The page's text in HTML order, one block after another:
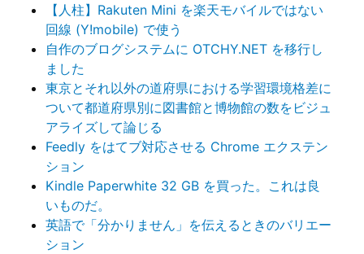
【人柱】Rakuten Mini を楽天モバイルではない
回線 (Y!mobile) で使う
自作のブログシステムに OTCHY.NET を移行し
ました
東京とそれ以外の道府県における学習環境格差に
ついて都道府県別に図書館と博物館の数をビジュ
アライズして論じる
Feedly をはてブ対応させる Chrome エクステン
ション
Kindle Paperwhite 32 GB を買った。これは良
いものだ。
英語で「分かりません」を伝えるときのバリエー
ション